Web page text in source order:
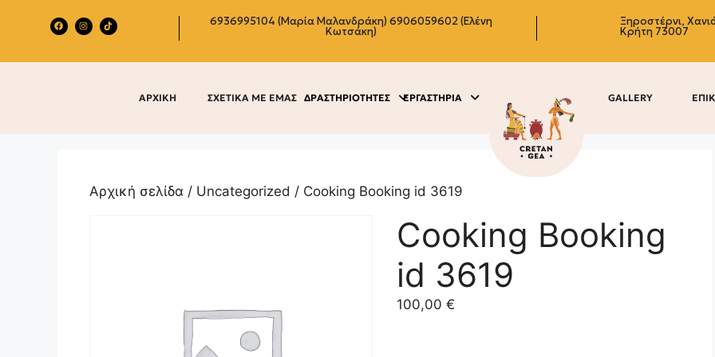
6936995104 (Μαρία Μαλανδράκη)6906059602 (Ελένη
Κωτσάκη)
Ξηροστέρνι,
Κρήτη 73007
ΑΡΧΙΚΗ ΣΧΕΤΙΚΑ ΜΕ ΕΜΑΣ ΔΡΑΣΤΗΡΙΟΤΗΤΕΣ ΕΡΓΑΣΤΗΡΙΑ GALLERY
Αρχική σελίδα / Uncategorized / Cooking Booking id 3619
Cooking Booking
id 3619
100,00 €